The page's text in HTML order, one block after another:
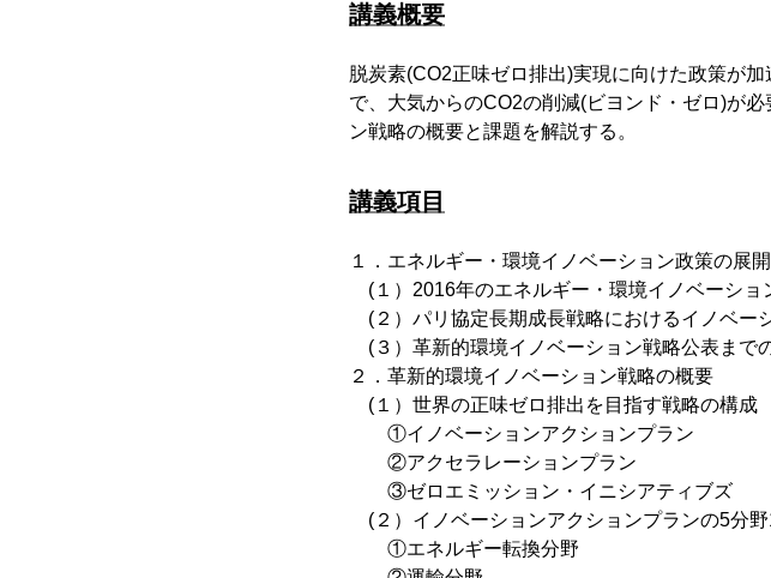
講義概要
脱炭素(CO2正味ゼロ排出)実現に向けた政策が
で、大気からのCO2の削減(ビヨンド・ゼロ)が
ン戦略の概要と課題を解説する。
講義項目
１．エネルギー・環境イノベーション政策の展開
(１）2016年のエネルギー・環境イノベーショ
(２）パリ協定長期成長戦略におけるイノベー
(３）革新的環境イノベーション戦略公表まで
２．革新的環境イノベーション戦略の概要
(１）世界の正味ゼロ排出を目指す戦略の構成
①イノベーションアクションプラン
②アクセラレーションプラン
③ゼロエミッション・イニシアティブズ
(２）イノベーションアクションプランの5分
①エネルギー転換分野